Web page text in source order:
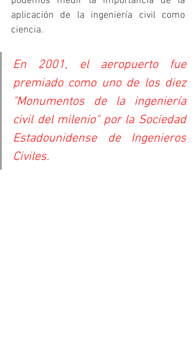
aplicación de la ingeniería civil como
ciencia.
En 2001, el aeropuerto fue
premiado como uno de los diez
"Monumentos de la ingeniería
civil del milenio" por la Sociedad
Estadounidense de Ingenieros
Civiles.